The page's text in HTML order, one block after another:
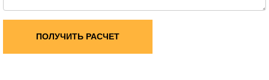
ПОЛУЧИТЬ РАСЧЕТ